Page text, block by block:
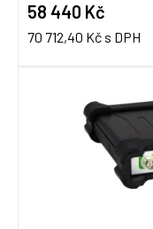
58 440 Kč
70 712,40 Kč s DPH